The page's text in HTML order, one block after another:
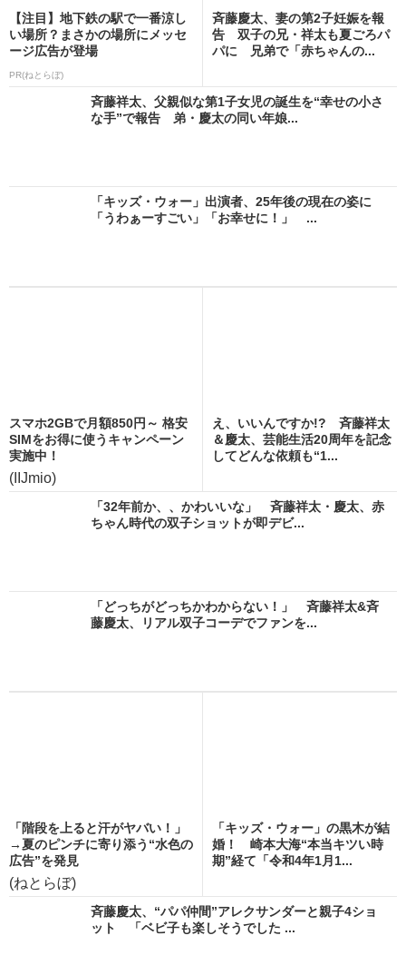
【注目】地下鉄の駅で一番涼し
い場所？まさかの場所にメッセ
ージ広告が登場
PR(ねとらぼ)
斉藤慶太、妻の第2子妊娠を報
告 双子の兄・祥太も夏ごろパ
パに 兄弟で「赤ちゃんの...
斉藤祥太、父親似な第1子女児の誕生を“幸せの小さ
な手”で報告 弟・慶太の同い年娘...
「キッズ・ウォー」出演者、25年後の現在の姿に
「うわぁーすごい」「お幸せに！」 ...
スマホ2GBで月額850円～ 格安
SIMをお得に使うキャンペーン
実施中！
(IIJmio)
え、いいんですか!? 斉藤祥太
＆慶太、芸能生活20周年を記念
してどんな依頼も“1...
「32年前か、、かわいいな」 斉藤祥太・慶太、赤
ちゃん時代の双子ショットが即デビ...
「どっちがどっちかわからない！」 斉藤祥太&斉
藤慶太、リアル双子コーデでファンを...
「階段を上ると汗がヤバい！」
→夏のピンチに寄り添う“水色の
広告”を発見
(ねとらぼ)
「キッズ・ウォー」の黒木が結
婚！ 崎本大海“本当キツい時
期”経て「令和4年1月1...
斉藤慶太、“パパ仲間”アレクサンダーと親子4ショ
ット 「ベビ子も楽しそうでした ...